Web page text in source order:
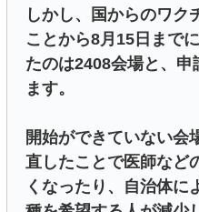
しかし、国からのワク
ことから8月15日まで
たのは2408会場と、
ます。
開始ができていない会
直したことで医師など
くなったり、自治体に